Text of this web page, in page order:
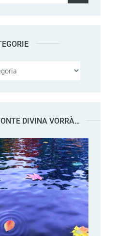
DIVINA VORRÀ…